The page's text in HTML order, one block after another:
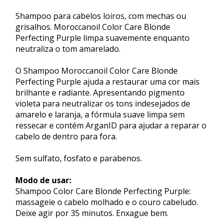
Shampoo para cabelos loiros, com mechas ou
grisalhos. Moroccanoil Color Care Blonde
Perfecting Purple limpa suavemente enquanto
neutraliza o tom amarelado.
O Shampoo Moroccanoil Color Care Blonde
Perfecting Purple ajuda a restaurar uma cor mais
brilhante e radiante. Apresentando pigmento
violeta para neutralizar os tons indesejados de
amarelo e laranja, a fórmula suave limpa sem
ressecar e contém ArganID para ajudar a reparar o
cabelo de dentro para fora.
Sem sulfato, fosfato e parabenos.
Modo de usar:
Shampoo Color Care Blonde Perfecting Purple:
massageie o cabelo molhado e o couro cabeludo.
Deixe agir por 35 minutos. Enxague bem.